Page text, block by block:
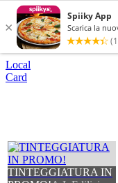
Local
Card
TINTEGGIATURA IN